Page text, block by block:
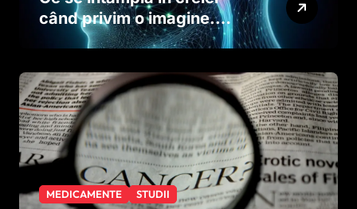
când privim o imagine.
Studiul care explică rolul
MEDICAMENTE STUDII